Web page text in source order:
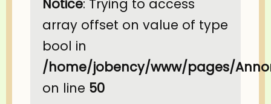
Notice: Trying to access
array offset on value of type
bool in
/home/jobency/www/pages/
on line 50